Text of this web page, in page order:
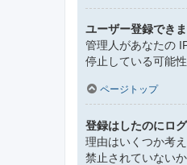
ユーザー登録できま
管理人があなたの
停止している可能
ページトップ
登録はしたのにロ
理由はいくつか考
禁止されていない